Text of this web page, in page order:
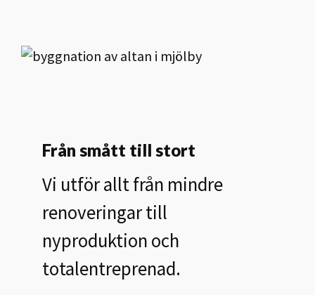
Från smått till stort
Vi utför allt från mindre
renoveringar till
nyproduktion och
totalentreprenad.